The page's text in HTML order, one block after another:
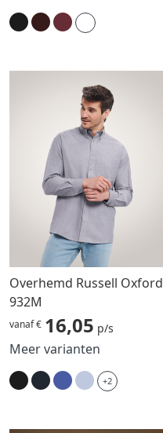
Overhemd Russell Oxford
932M
vanaf € 16,05 p/s
Meer varianten
+2